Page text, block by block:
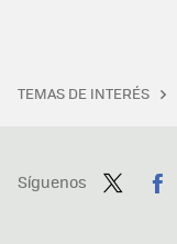
TEMAS DE INTERÉS
Síguenos